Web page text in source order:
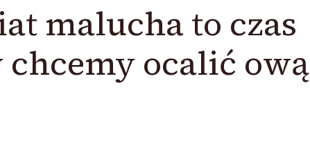
malucha to czas
ocalić ową